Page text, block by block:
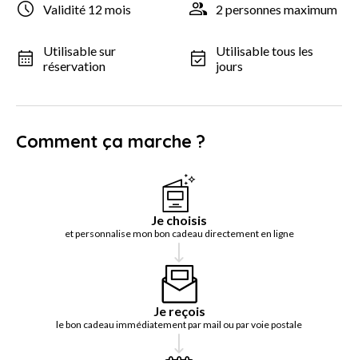
Validité 12 mois 2 personnes maximum
Utilisable sur
réservation
Utilisable tous les
jours
Comment ça marche ?
Je choisis
et personnalise mon bon cadeau directement en ligne
Je reçois
le bon cadeau immédiatement par mail ou par voie postale